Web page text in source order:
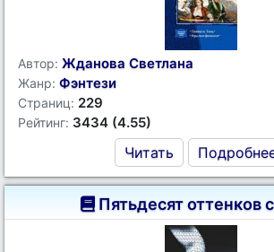
Автор: Жданова Светлана
Жанр: Фэнтези
Страниц: 229
Рейтинг: 3434 (4.55)
Читать
Пятьдесят оттенков